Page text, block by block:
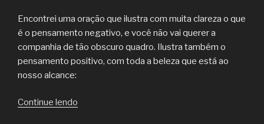
Encontrei uma oração que ilustra com muita clareza o que
é o pensamento negativo, e você não vai querer a
companhia de tão obscuro quadro. Ilustra também o
pensamento positivo, com toda a beleza que está ao
nosso alcance:
Continue lendo